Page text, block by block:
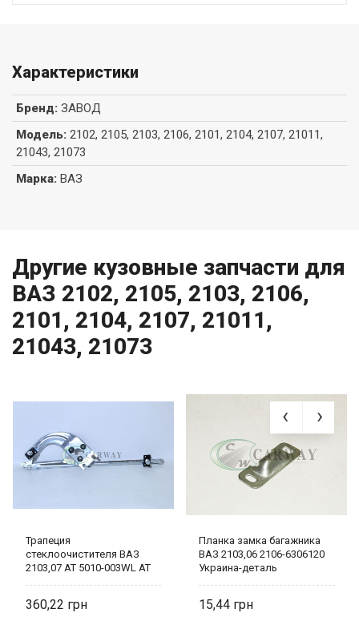
Характеристики
Бренд: ЗАВОД
Модель: 2102, 2105, 2103, 2106, 2101, 2104, 2107, 21011,
21043, 21073
Марка: ВАЗ
Другие кузовные запчасти для
ВАЗ 2102, 2105, 2103, 2106,
2101, 2104, 2107, 21011,
21043, 21073
Трапеция
стеклоочистителя ВАЗ
2103,07 AT 5010-003WL AT
360,22
Планка замка багажника
ВАЗ 2103,06 2106-6306120
Украина-деталь
15,44